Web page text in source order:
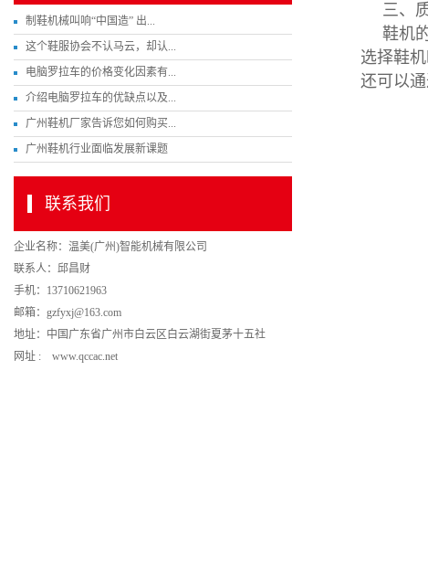
制鞋机械叫响“中国造” 出...
这个鞋服协会不认马云，却认...
电脑罗拉车的价格变化因素有...
介绍电脑罗拉车的优缺点以及...
广州鞋机厂家告诉您如何购买...
广州鞋机行业面临发展新课题
联系我们
企业名称：温美(广州)智能机械有限公司
联系人：邱昌财
手机：13710621963
邮箱：gzfyxj@163.com
地址：中国广东省广州市白云区白云湖街夏茅十五社
网址 : www.qccac.net
三、
鞋机
选择鞋
还可以